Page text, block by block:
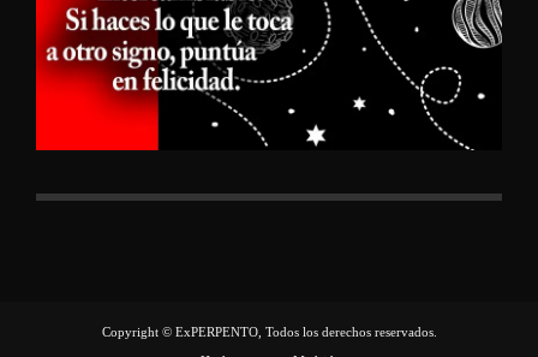
Copyright © ExPERPENTO, Todos los derechos reservados.